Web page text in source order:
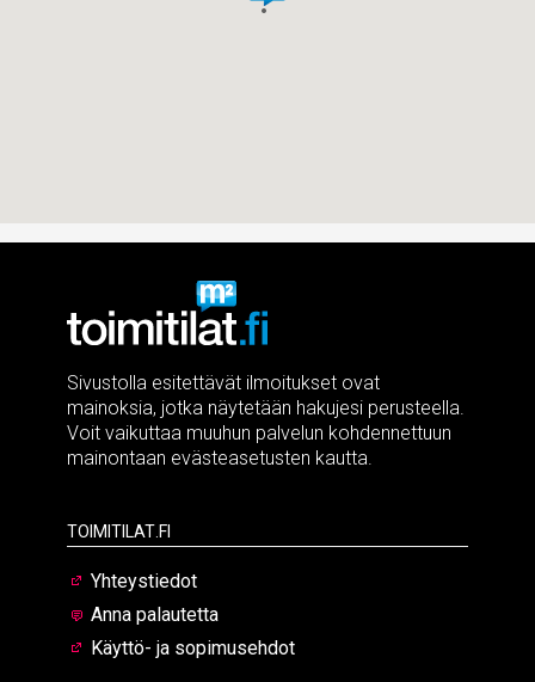
Sivustolla esitettävät ilmoitukset ovat
mainoksia, jotka näytetään hakujesi perusteella.
Voit vaikuttaa muuhun palvelun kohdennettuun
mainontaan evästeasetusten kautta.
Toimitilat.fi
Yhteystiedot
Anna palautetta
Käyttö- ja sopimusehdot